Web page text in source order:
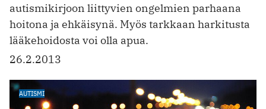
autismikirjoon liittyvien ongelmien parhaana
hoitona ja ehkäisynä. Myös tarkkaan harkitusta
lääkehoidosta voi olla apua.
26.2.2013
AUTISMI